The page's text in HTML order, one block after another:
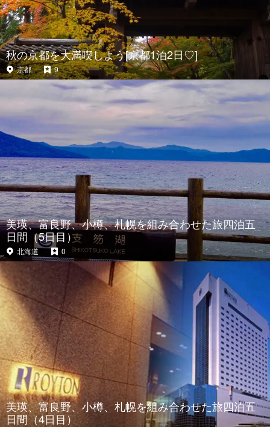
秋の京都を大満喫しよう[京都1泊2日♡]
京都 9
美瑛、富良野、小樽、札幌を組み合わせた旅四泊五
日間（5日目）
北海道 0
美瑛、富良野、小樽、札幌を組み合わせた旅四泊五
日間（4日目）